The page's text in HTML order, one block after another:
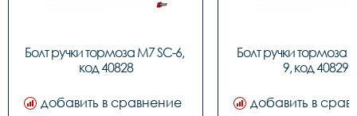
Болт ручки тормоза M7 SC-6,
код 40828
добавить в сравнение
Болт ручки тормоза
9, код 40829
добавить в